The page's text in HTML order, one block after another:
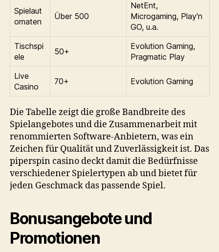
Spielaut
omaten
Über 500
NetEnt,
Microgaming, Play'n
GO, u.a.
Tischspi
ele
50+
Evolution Gaming,
Pragmatic Play
Live
Casino
70+ Evolution Gaming
Die Tabelle zeigt die große Bandbreite des
Spielangebotes und die Zusammenarbeit mit
renommierten Software-Anbietern, was ein
Zeichen für Qualität und Zuverlässigkeit ist. Das
piperspin casino deckt damit die Bedürfnisse
verschiedener Spielertypen ab und bietet für
jeden Geschmack das passende Spiel.
Bonusangebote und
Promotionen